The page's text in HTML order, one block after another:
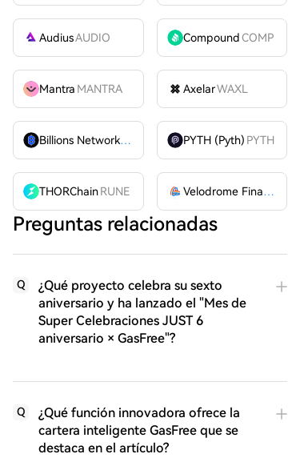
AudiusAUDIO CompoundCOMP
Mantra MANTRA AxelarWAXL
Billions Network
BILL PYTH (Pyth) PYTH
THORChainRUNE Velodrome Finance
Preguntas relacionadas
Q
¿Qué proyecto celebra su sexto
aniversario y ha lanzado el "Mes de
Super Celebraciones JUST 6
aniversario × GasFree"?
Q
¿Qué función innovadora ofrece la
cartera inteligente GasFree que se
destaca en el artículo?